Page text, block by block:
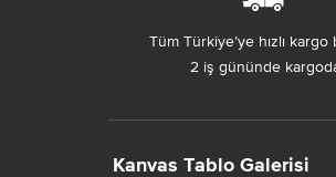
Tüm Türkiye’ye hızlı kargo
2 iş gününde
Kanvas Tablo Galerisi